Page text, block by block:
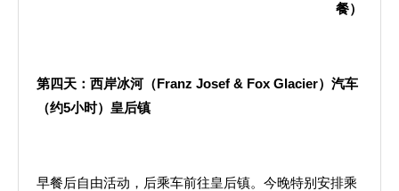
餐）
第四天：西岸冰河（Franz Josef & Fox Glacier）汽车
（约5小时）皇后镇
早餐后自由活动，后乘车前往皇后镇。今晚特别安排乘